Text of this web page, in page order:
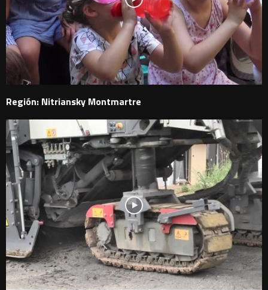
Región: Nitriansky Montmartre